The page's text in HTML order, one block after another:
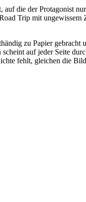
die der Protagonist
Trip mit
zu Papier gebracht
auf jeder Seite
fehlt, gleichen die